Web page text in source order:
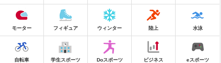
モーター フィギュア ウィンター 陸上 水泳
自転車 学生スポーツ Doスポーツ ビジネス eスポーツ